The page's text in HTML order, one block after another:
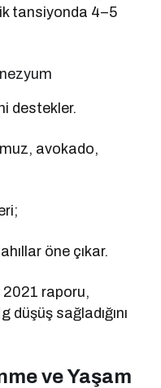
tansiyonda 4–5
destekler.
avokado,
öne çıkar.
raporu,
düşüş sağladığını
ve Yaşam